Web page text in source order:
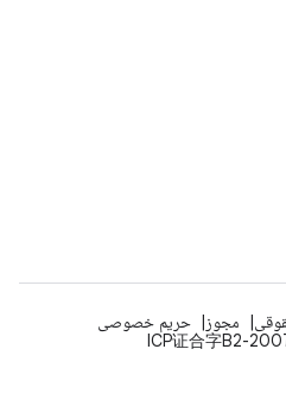
مجوز
حریم خصوصی
ICP证合字B2-